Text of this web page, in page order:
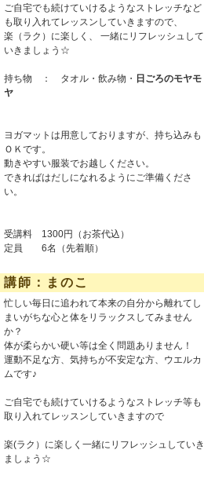
ご自宅でも続けていけるようなストレッチなど
も取り入れてレッスンしていきますので、
楽（ラク）に楽しく、 一緒にリフレッシュして
いきましょう☆
持ち物 ： タオル・飲み物・ 日ごろのモヤモ
ヤ
ヨガマットは用意しておりますが、持ち込みも
ＯＫです。
動きやすい服装でお越しください。
できればはだしになれるようにご準備くださ
い。
受講料 1300円（お茶代込）
定員 6名（先着順）
講師：まのこ
忙しい毎日に追われて本来の自分から離れてし
まいがちな心と体をリラックスしてみません
か？
体が柔らかい硬い等は全く問題ありません！
運動不足な方、気持ちが不安定な方、ウエルカ
ムです♪
ご自宅でも続けていけるようなストレッチ等も
取り入れてレッスンしていきますので
楽(ラク）に楽しく一緒にリフレッシュしていき
ましょう☆